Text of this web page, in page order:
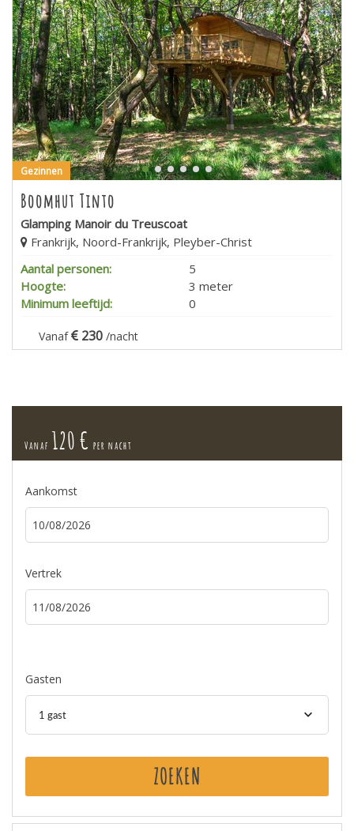
Gezinnen
Boomhut Tinto
Glamping Manoir du Treuscoat
Frankrijk, Noord-Frankrijk, Pleyber-Christ
Aantal personen:
5
Hoogte:
3 meter
Minimum leeftijd:
0
Vanaf 230 /nacht
Vanaf 120 € per nacht
Aankomst
Vertrek
Gasten
1 gast
ZOEKEN